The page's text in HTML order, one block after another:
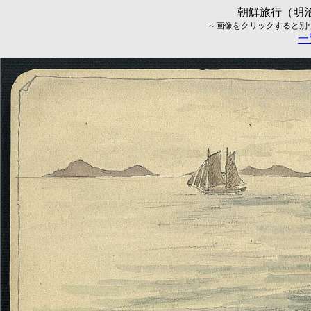
朝鮮旅行（明
～画像をクリックすると
一